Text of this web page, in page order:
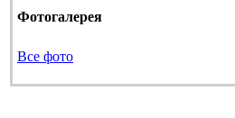
Фотогалерея
Все фото